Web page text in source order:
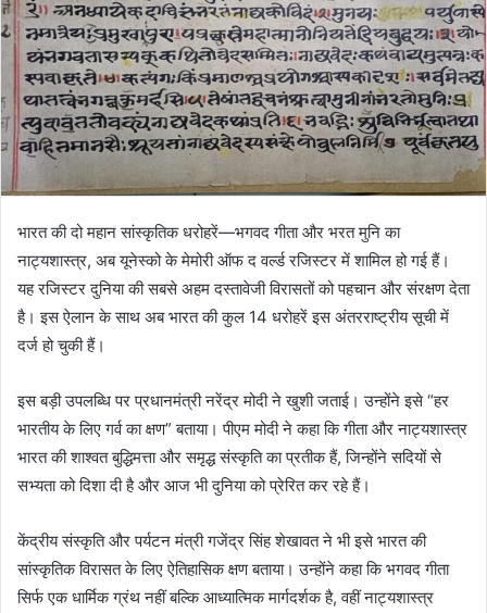
भारत की दो महान सांस्कृतिक धरोहरें—भगवद गीता और भरत मुनि का
नाट्यशास्त्र, अब यूनेस्को के मेमोरी ऑफ द वर्ल्ड रजिस्टर में शामिल हो गई हैं।
यह रजिस्टर दुनिया की सबसे अहम दस्तावेजी विरासतों को पहचान और संरक्षण देता
है। इस ऐलान के साथ अब भारत की कुल 14 धरोहरें इस अंतरराष्ट्रीय सूची में
दर्ज हो चुकी हैं।
इस बड़ी उपलब्धि पर प्रधानमंत्री नरेंद्र मोदी ने खुशी जताई। उन्होंने इसे “हर
भारतीय के लिए गर्व का क्षण” बताया। पीएम मोदी ने कहा कि गीता और नाट्यशास्त्र
भारत की शाश्वत बुद्धिमत्ता और समृद्ध संस्कृति का प्रतीक हैं, जिन्होंने सदियों से
सभ्यता को दिशा दी है और आज भी दुनिया को प्रेरित कर रहे हैं।
केंद्रीय संस्कृति और पर्यटन मंत्री गजेंद्र सिंह शेखावत ने भी इसे भारत की
सांस्कृतिक विरासत के लिए ऐतिहासिक क्षण बताया। उन्होंने कहा कि भगवद गीता
सिर्फ एक धार्मिक ग्रंथ नहीं बल्कि आध्यात्मिक मार्गदर्शक है, वहीं नाट्यशास्त्र